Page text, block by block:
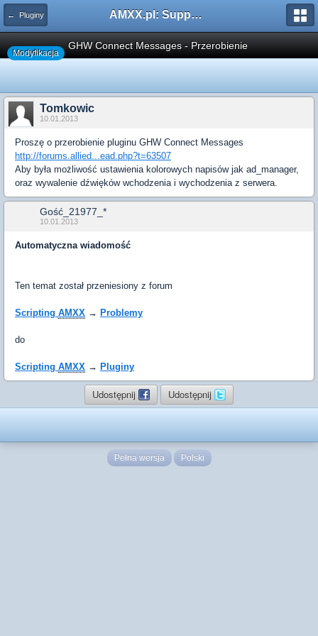
← Pluginy AMXX.pl: Support AMX Mod X i SourceMod
Modyfikacja
GHW Connect Messages - Przerobienie
Tomkowic
10.01.2013
Proszę o przerobienie pluginu GHW Connect Messages
http://forums.allied...ead.php?t=63507
Aby była możliwość ustawienia kolorowych napisów jak ad_manager,
oraz wywalenie dźwięków wchodzenia i wychodzenia z serwera.
Gość_21977_*
10.01.2013
Automatyczna wiadomość
Ten temat został przeniesiony z forum
Scripting AMXX → Problemy
do
Scripting AMXX → Pluginy
Udostępnij Udostępnij
Pełna wersja Polski